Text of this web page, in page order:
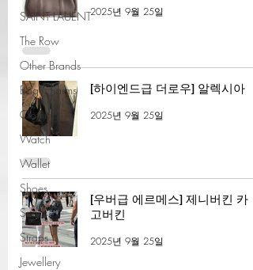
SAINT LAUENT
The Row
Other Brands
Bag Charms
Clothing
Watch
Wallet
Shoes
Scarfs
Straps
Jewellery
2025년 9월 25일
[하이엔드급 더로우] 알렉시아
2025년 9월 25일
[우버급 에르메스] 제니버킨 카
고버킨
2025년 9월 25일